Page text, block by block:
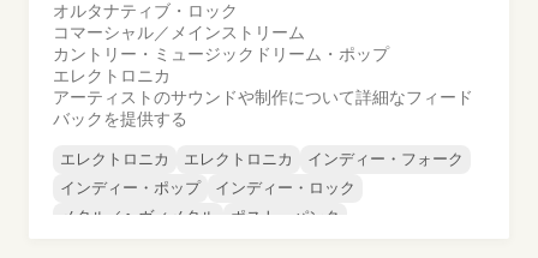
オルタナティブ・ロック
コマーシャル／メインストリーム
カントリー・ミュージック ドリーム・ポップ
エレクトロニカ
アーティストのサウンドや制作について詳細なフィード
バックを提供する
エレクトロニカ エレクトロニカ
インディー・フォーク
インディー・ポップ
インディー・ロック
メタル／ヘヴィメタル
ポスト・パンク